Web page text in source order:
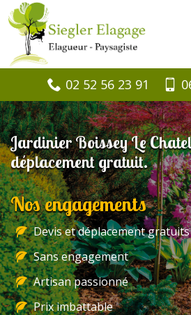
02 52 56 23 91
Jardinier Boissey Le
déplacement gratuit.
Nos engagements
Devis et déplacement gratuits
Sans engagement
Artisan passionné
Prix imbattable